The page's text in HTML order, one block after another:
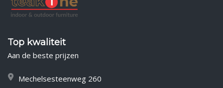
Top kwaliteit
Aan de beste prijzen
Mechelsesteenweg 260